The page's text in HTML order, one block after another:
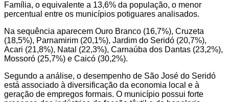
Família, o equivalente a 13,6% da população, o menor
percentual entre os municípios potiguares analisados.
Na sequência aparecem Ouro Branco (16,7%), Cruzeta
(18,5%), Parnamirim (20,1%), Jardim do Seridó (20,7%),
Acari (21,8%), Natal (22,3%), Carnaúba dos Dantas (23,2%),
Mossoró (25,7%) e Caicó (30,2%).
Segundo a análise, o desempenho de São José do Seridó
está associado à diversificação da economia local e à
geração de empregos formais. O município possui forte